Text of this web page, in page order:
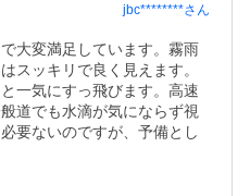
jbc********さん
大変満足しています。霧雨
スッキリで良く見えます。
一気にすっ飛びます。高速
道でも水滴が気にならず視
要ないのですが、予備とし